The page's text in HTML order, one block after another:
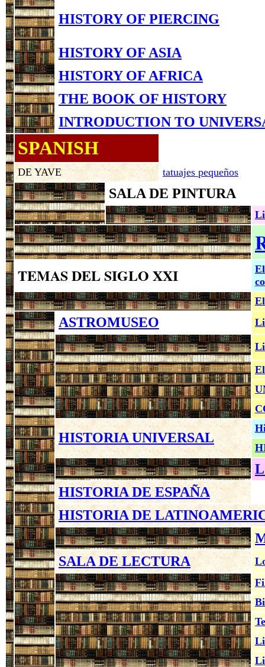
HISTORY OF PIERCING
HISTORY OF ASIA
HISTORY OF AFRICA
THE BOOK OF HISTORY
INTRODUCTION TO
SPANISH
DE YAVE tatuajes pequeños
SALA DE PINTURA
TEMAS DEL SIGLO XXI
ASTROMUSEO
HISTORIA UNIVERSAL
HISTORIA DE ESPAÑA
HISTORIA DE
SALA DE LECTURA